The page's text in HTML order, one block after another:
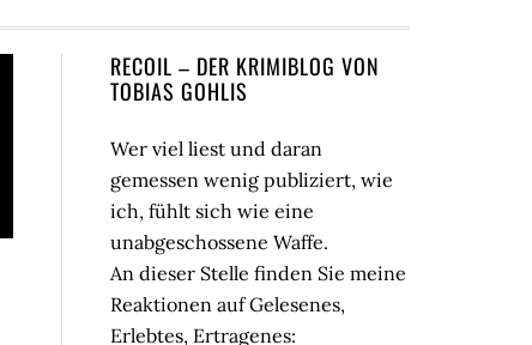
Seitenspalte
RECOIL – DER KRIMIBLOG VON
TOBIAS GOHLIS
Wer viel liest und daran
gemessen wenig publiziert, wie
ich, fühlt sich wie eine
unabgeschossene Waffe.
An dieser Stelle finden Sie meine
Reaktionen auf Gelesenes,
Erlebtes, Ertragenes: